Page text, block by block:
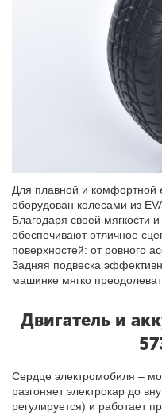
Для плавной и комфортной
оборудован колесами из
Благодаря своей мягкости
обеспечивают отличное
поверхностей: от ровного
Задняя подвеска
машинке мягко
Двигатель и
Сердце электромобиля –
разгоняет электрокар до
регулируется) и работает